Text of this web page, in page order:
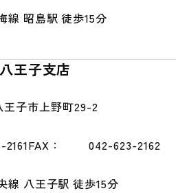
線 昭島駅 徒歩15分
王子支店
王子市上野町29-2
FAX： 042-623-2162
線 八王子駅 徒歩15分